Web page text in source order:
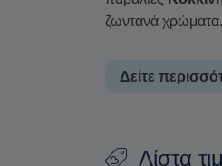
ζωντανά χρώματα.
Δείτε
Καμένη , που
Λίστα